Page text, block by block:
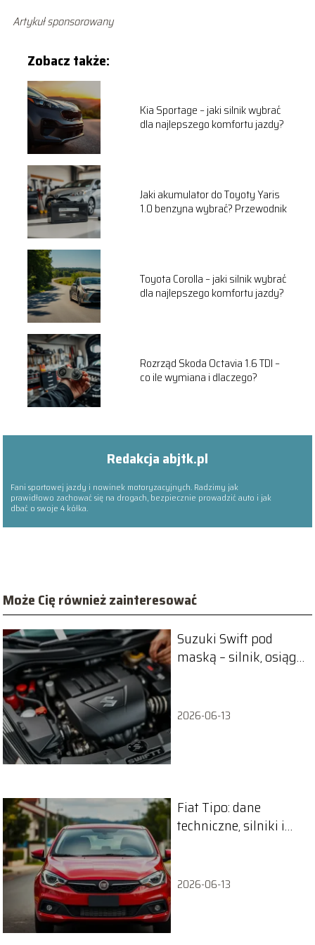
Artykuł sponsorowany
Zobacz także:
Kia Sportage – jaki silnik wybrać
dla najlepszego komfortu jazdy?
Jaki akumulator do Toyoty Yaris
1.0 benzyna wybrać? Przewodnik
Toyota Corolla – jaki silnik wybrać
dla najlepszego komfortu jazdy?
Rozrząd Skoda Octavia 1.6 TDI –
co ile wymiana i dlaczego?
Redakcja abjtk.pl
Fani sportowej jazdy i nowinek motoryzacyjnych. Radzimy jak
prawidłowo zachować się na drogach, bezpiecznie prowadzić auto i jak
dbać o swoje 4 kółka.
Może Cię również zainteresować
Suzuki Swift pod
maską – silnik, osiągi,
2026-06-13
Fiat Tipo: dane
techniczne, silniki i
2026-06-13